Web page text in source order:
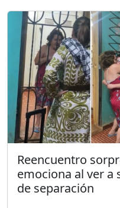
Reencuentro
emociona al ver a
de separación